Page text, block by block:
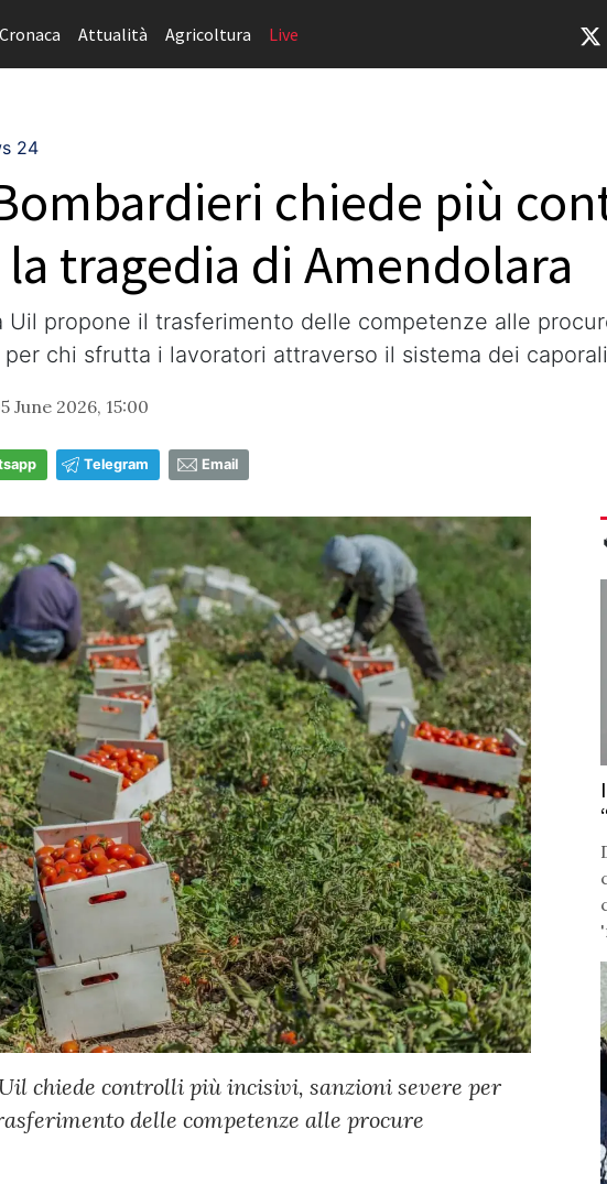
Cronaca Attualità Agricoltura Live
24
chiede più
tragedia di Amendolara
Uil propone il trasferimento delle competenze alle
chi sfrutta i lavoratori attraverso il sistema dei caporali
June 2026, 15:00
Telegram Email
chiede controlli più incisivi, sanzioni severe per
delle competenze alle procure